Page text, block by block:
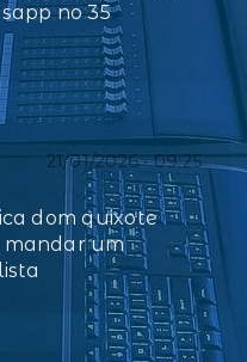
no 35
21/01/2026 • 09:25
dom quixote
mandar um